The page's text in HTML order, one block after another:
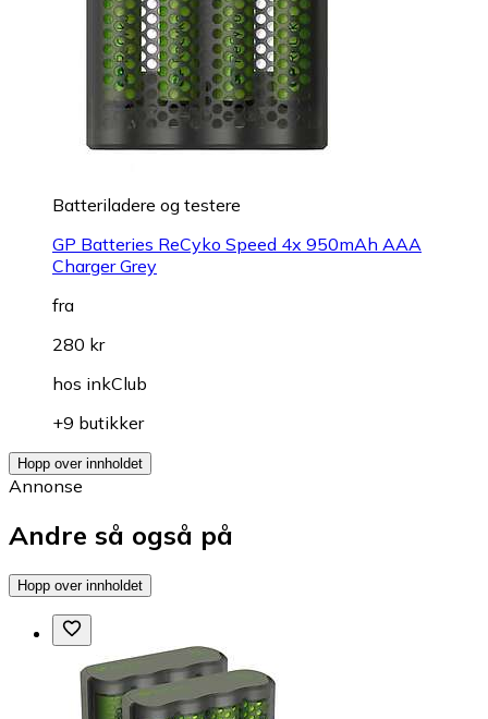
Batteriladere og testere
GP Batteries ReCyko Speed 4x 950mAh AAA
Charger Grey
fra
280 kr
hos inkClub
+9 butikker
Hopp over innholdet
Annonse
Andre så også på
Hopp over innholdet